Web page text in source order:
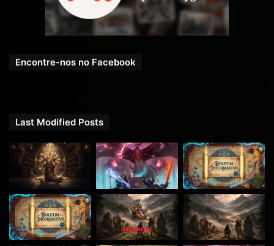
Encontre-nos no Facebook
Last Modified Posts